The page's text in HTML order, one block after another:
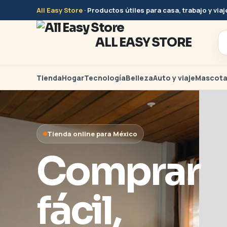
All Easy Store · Productos útiles para casa, trabajo y
ALL EASY STORE
TiendaHogarTecnologíaBellezaAuto y viaje
Tienda online para México
Comprar
fácil,
Hogar y tecnología
Productos
claros